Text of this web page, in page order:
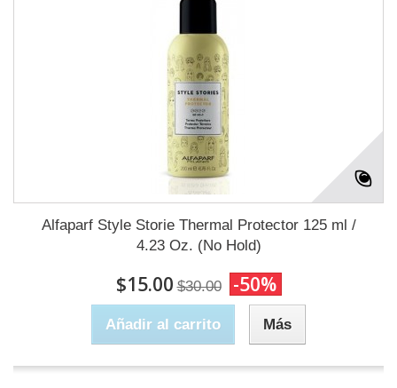
Alfaparf Style Storie Thermal Protector 125 ml /
4.23 Oz. (No Hold)
$15.00 $30.00 -50%
Añadir al carrito Más